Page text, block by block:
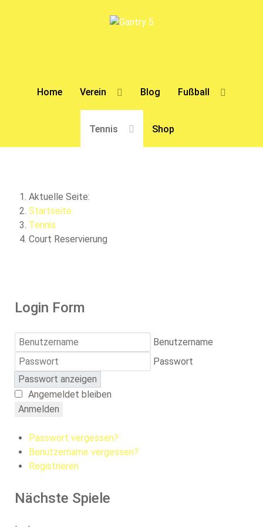
Home Verein Blog Fußball
Tennis Shop
Aktuelle Seite:
Startseite
Tennis
Court Reservierung
Login Form
Benutzername
Passwort
Passwort anzeigen
Angemeldet bleiben
Anmelden
Passwort vergessen?
Benutzername vergessen?
Registrieren
Nächste Spiele